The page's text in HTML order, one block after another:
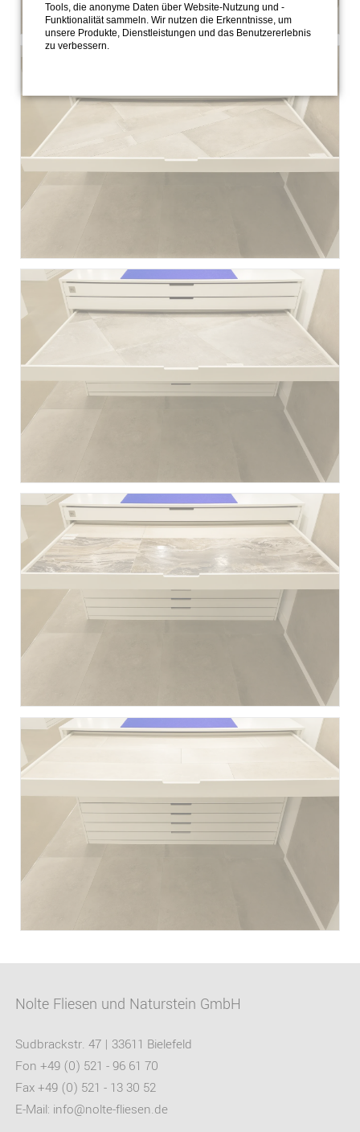
Nolte Fliesen und Naturstein GmbH
Sudbrackstr. 47 | 33611 Bielefeld
Fon +49 (0) 521 - 96 61 70
Fax +49 (0) 521 - 13 30 52
E-Mail: info@nolte-fliesen.de
Tools, die anonyme Daten über Website-Nutzung und -
Funktionalität sammeln. Wir nutzen die Erkenntnisse, um
unsere Produkte, Dienstleistungen und das Benutzererlebnis
zu verbessern.